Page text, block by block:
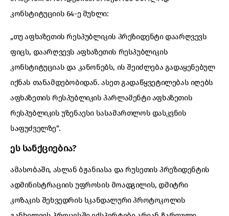
კონსტიტუციის 64-ე მუხლი:
„თუ აფხაზეთის რესპუბლიკის პრეზიდენტი დაარღვევს
ფიცს, დაარღვევს აფხაზეთის რესპუბლიკის
კონსტიტუციას და კანონებს, ის შეიძლება გადაყენებულ
იქნას თანამდებობიდან. ასეთ გადაწყვეტილებას იღებს
აფხაზეთის რესპუბლიკის პარლამენტი აფხაზეთის
რესპუბლიკის უზენაესი სასამართლოს დასკვნის
საფუძველზე“.
ეს სანქციებია?
ამასობაში, ასლან ბჟანიასა და რუსეთის პრეზიდენტის
ადმინისტრაციის უფროსის მოადგილის, დმიტრი
კოზაკის შეხვედრის სკანდალური პროტოკოლის